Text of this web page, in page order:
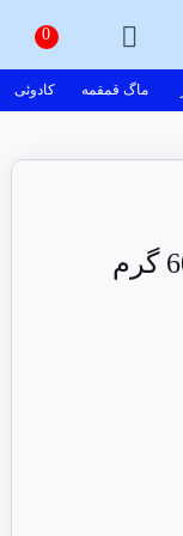
ماگ قمقمه کادوئی